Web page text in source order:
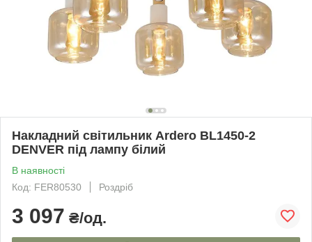
Накладний світильник Ardero BL1450-2
DENVER під лампу білий
В наявності
Код: FER80530
Роздріб
3 097 ₴/од.